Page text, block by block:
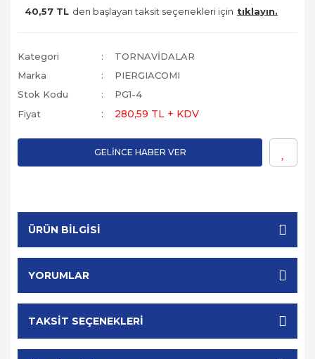
40,57 TL den başlayan taksit seçenekleri için tıklayın.
Kategori
TORNAVİDALAR
Marka
PIERGIACOMI
Stok Kodu
PG1-4
Fiyat
280,59 TL + KDV
GELİNCE HABER VER
ÜRÜN BILGISI
YORUMLAR
TAKSIT SEÇENEKLERI